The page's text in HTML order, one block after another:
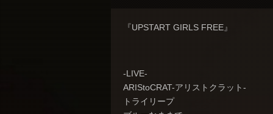
『UPSTART GIRLS FREE』
-LIVE-
ARIStoCRAT-アリストクラット-
トライリープ